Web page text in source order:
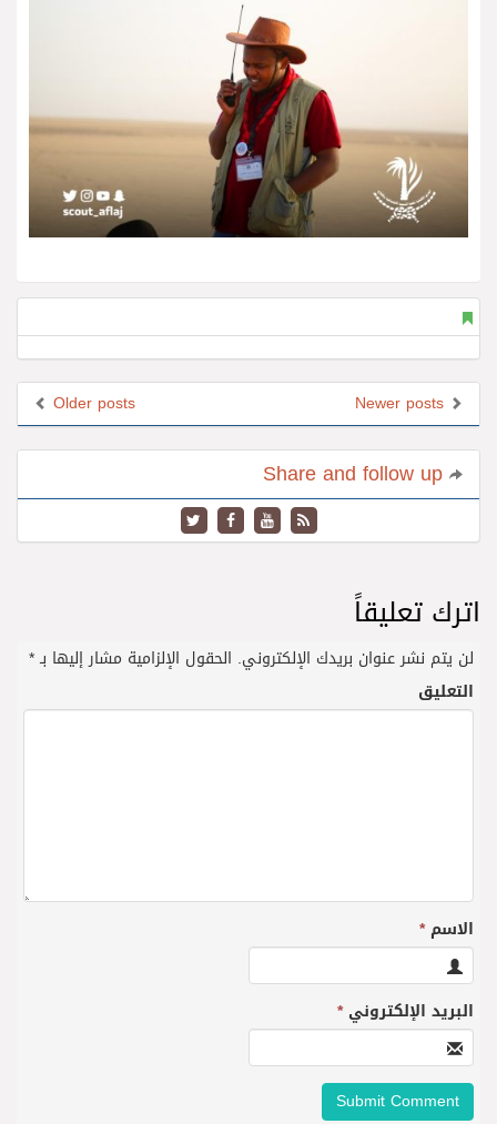
Older posts
اترك تعليقاً
لن يتم نشر عنوان بريدك الإلكتروني. الحقول الإلزامية مشار إليها بـ*
التعليق
الاسم*
البريد الإلكتروني*